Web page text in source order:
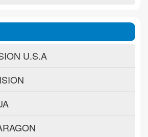
U.S.A